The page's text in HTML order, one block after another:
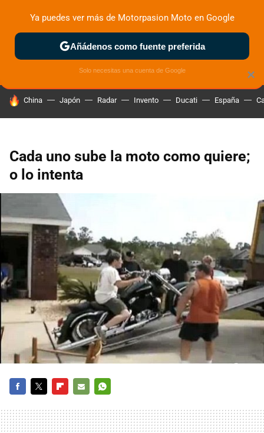
ZONA DE PRUEBAS DEPORTIVAS MOTOS ELÉCTRICAS
HOY SE HABLA DE
China Japón Radar Invento Ducati España
Cada uno sube la moto como quiere;
o lo intenta
MAIL
×
Ya puedes ver más de Motorpasion Moto en Google
Añádenos como fuente preferida
Solo necesitas una cuenta de Google